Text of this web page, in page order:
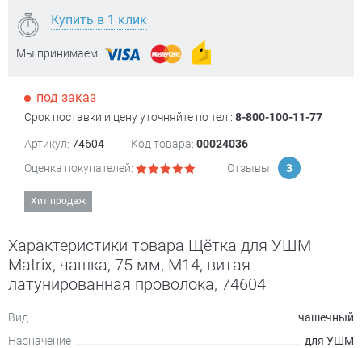
Купить в 1 клик
Мы принимаем
под заказ
Срок поставки и цену уточняйте по тел.: 8-800-100-11-77
Артикул: 74604 Код товара: 00024036
Оценка покупателей:
Отзывы: 3
Хит продаж
Характеристики товара Щётка для УШМ
Matrix, чашка, 75 мм, М14, витая
латунированная проволока, 74604
Вид
чашечный
Назначение
для УШМ